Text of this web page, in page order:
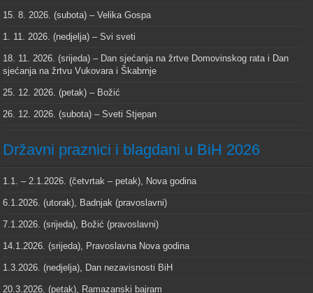
15. 8. 2026. (subota) – Velika Gospa
1. 11. 2026. (nedjelja) – Svi sveti
18. 11. 2026. (srijeda) – Dan sjećanja na žrtve Domovinskog rata i Dan
sjećanja na žrtvu Vukovara i Škabrnje
25. 12. 2026. (petak) – Božić
26. 12. 2026. (subota) – Sveti Stjepan
Državni praznici i blagdani u BiH 2026
1.1. – 2.1.2026. (četvrtak – petak), Nova godina
6.1.2026. (utorak), Badnjak (pravoslavni)
7.1.2026. (srijeda), Božić (pravoslavni)
14.1.2026. (srijeda), Pravoslavna Nova godina
1.3.2026. (nedjelja), Dan nezavisnosti BiH
20.3.2026. (petak), Ramazanski bajram